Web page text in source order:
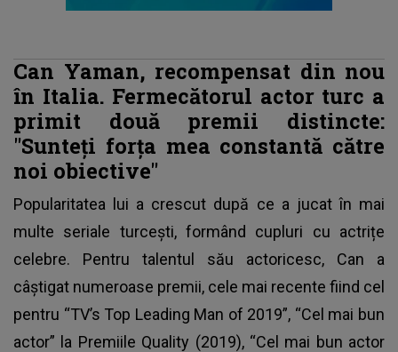
Can Yaman, recompensat din nou
în Italia. Fermecătorul actor turc a
primit două premii distincte:
"Sunteți forța mea constantă către
noi obiective"
Popularitatea lui a crescut după ce a jucat în mai
multe seriale turcești, formând cupluri cu actrițe
celebre. Pentru talentul său actoricesc, Can a
câștigat numeroase premii, cele mai recente fiind cel
pentru “TV’s Top Leading Man of 2019”, “Cel mai bun
actor” la Premiile Quality (2019), “Cel mai bun actor